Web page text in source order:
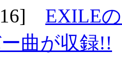
16] EXILE
曲が収録!!